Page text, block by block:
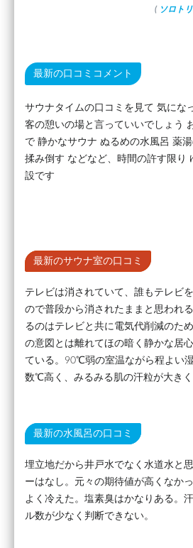
( ソロトリ
最新の口コミコメント
サウナタイムの口コミを見て 気にな
客の憩いの場と言っていいでしょう
で 静かなサウナ ぬるめの水風呂 薬
揉み倒す などなど、時間の許す限り
設です
最新のサウナ室の口コミ
テレビは消されていて、誰もテレビ
ので普段から消されたままと思われ
るのはテレビと共に電気代削減のた
の意図とは離れてほの暗く静かな居
ている。90℃弱の室温ながら程よい
数℃高く、みるみる肌の汗粒が大きく
最新の水風呂の口コミ
埋立地だから井戸水でなく水道水と
ーはなし。元々の期待値が高くなか
よく冷えた。塩素臭はかなりある。
ル数が少なく判断できない。